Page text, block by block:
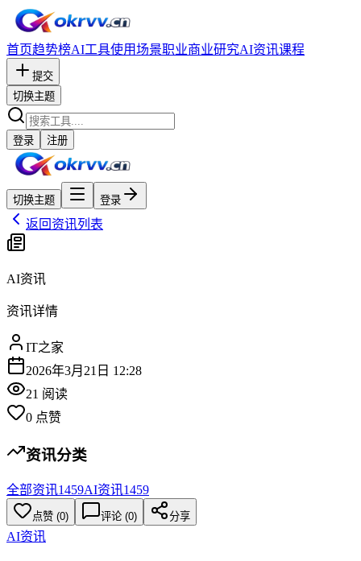
首页趋势榜AI工具使用场景职业商业研究AI资讯课程
提交
切换主题
登录 注册
切换主题 登录
返回资讯列表
AI资讯
资讯详情
IT之家
2026年3月21日 12:28
21 阅读
0 点赞
资讯分类
全部资讯1459AI资讯1459
点赞 (0) 评论 (0) 分享
AI资讯